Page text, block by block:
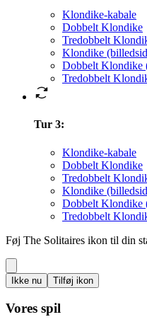
Klondike-kabale
Dobbelt Klondike
Tredobbelt
Klondike
Dobbelt Klondike
Tredobbelt
Tur 3:
Klondike-kabale
Dobbelt Klondike
Tredobbelt
Klondike
Dobbelt Klondike
Tredobbelt
Føj The Solitaires ikon til din
Ikke nu Tilføj ikon
Vores spil